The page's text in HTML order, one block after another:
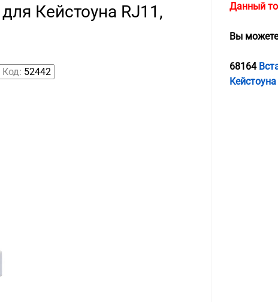
Кейстоуна RJ11,
Код: 52442
Данный
Вы можете
68164